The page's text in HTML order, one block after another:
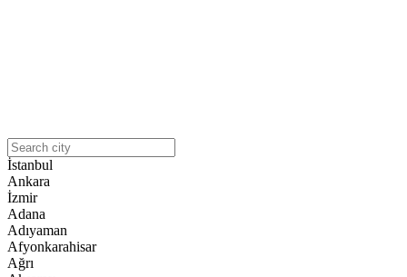
İstanbul
Ankara
İzmir
Adana
Adıyaman
Afyonkarahisar
Ağrı